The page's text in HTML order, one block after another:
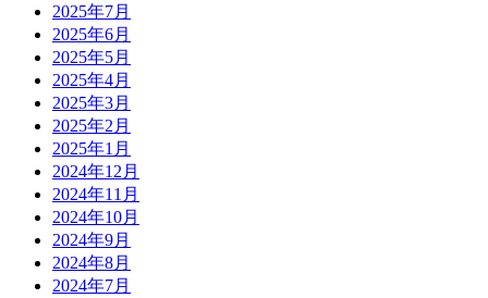
2025年7月
2025年6月
2025年5月
2025年4月
2025年3月
2025年2月
2025年1月
2024年12月
2024年11月
2024年10月
2024年9月
2024年8月
2024年7月